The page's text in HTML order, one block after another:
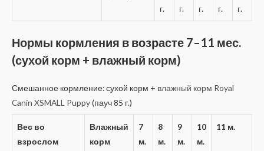
г.
г.
г.
г.
г.
Нормы кормления в возрасте 7–11 мес.
(сухой корм + влажный корм)
Смешанное кормление: сухой корм + влажный корм Royal
Canin XSMALL Puppy(пауч 85 г.)
Вес во
взрослом
Влажный
корм
7
м.
8
м.
9
м.
10
м.
11 м.